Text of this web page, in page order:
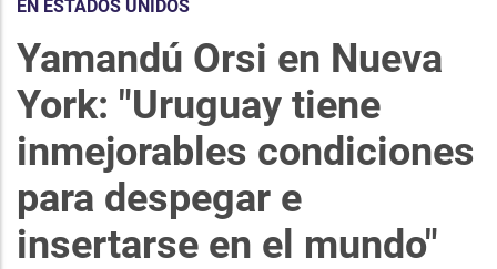
EN ESTADOS UNIDOS
Yamandú Orsi en Nueva
York: "Uruguay tiene
inmejorables condiciones
para despegar e
insertarse en el mundo"